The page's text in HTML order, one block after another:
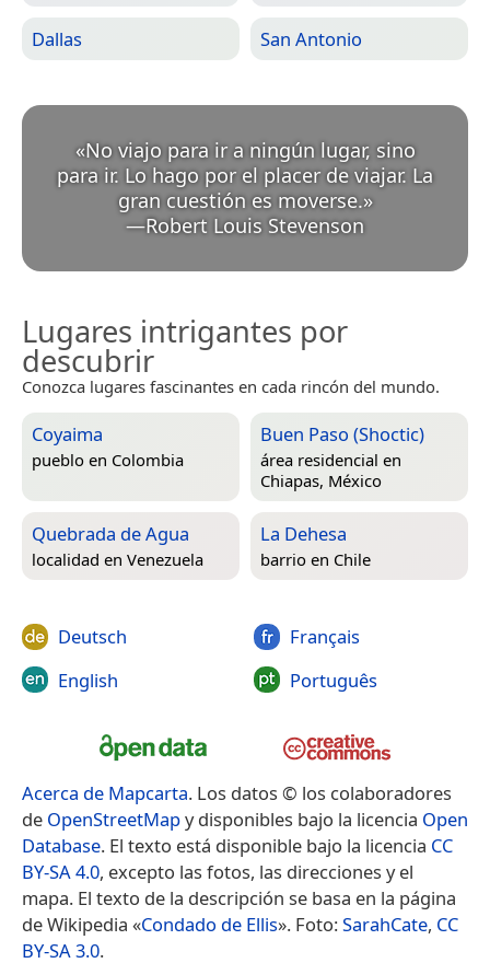
Dallas San Antonio
«No viajo para ir a ningún lugar, sino
para ir. Lo hago por el placer de viajar. La
gran cuestión es moverse. »
—Robert Louis Stevenson
Lugares intrigantes por
descubrir
Conozca lugares fascinantes en cada rincón del mundo.
Coyaima
pueblo en Colombia
Buen Paso (Shoctic)
área residencial en
Chiapas, México
Quebrada de Agua
localidad en Venezuela
La Dehesa
barrio en Chile
Deutsch
English
Français
Português
Acerca de Mapcarta. Los datos © los colaboradores
de OpenStreetMapy disponibles bajo la licencia Open
Database. El texto está disponible bajo la licencia CC
BY-SA 4.0, excepto las fotos, las direcciones y el
mapa. El texto de la descripción se basa en la página
de Wikipedia «Condado de Ellis». Foto:SarahCate, CC
BY-SA 3.0.